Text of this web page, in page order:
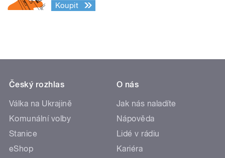
Koupit
Český rozhlas
Válka na Ukrajině
Komunální volby
Stanice
eShop
O nás
Jak nás naladíte
Nápověda
Lidé v rádiu
Kariéra